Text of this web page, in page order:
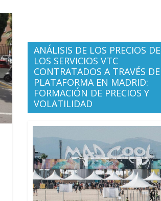
ANÁLISIS DE LOS PRECIOS DE
LOS SERVICIOS VTC
CONTRATADOS A TRAVÉS DE
PLATAFORMA EN MADRID:
FORMACIÓN DE PRECIOS Y
VOLATILIDAD